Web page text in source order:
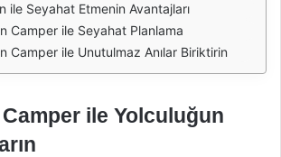
ile Seyahat Etmenin Avantajları
Camper ile Seyahat Planlama
Camper ile Unutulmaz Anılar Biriktirin
ile Yolculuğun